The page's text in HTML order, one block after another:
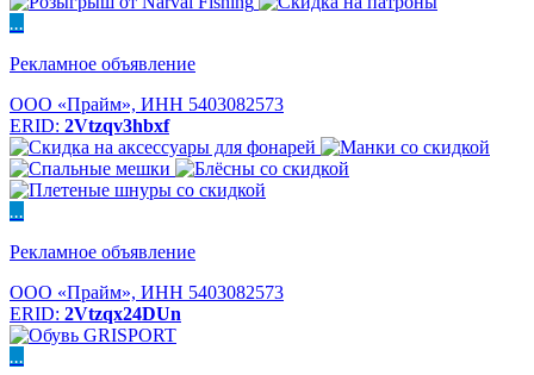
...
Рекламное объявление
ООО «Прайм», ИНН 5403082573
ERID: 2Vtzqv3hbxf
...
Рекламное объявление
ООО «Прайм», ИНН 5403082573
ERID: 2Vtzqx24DUn
...